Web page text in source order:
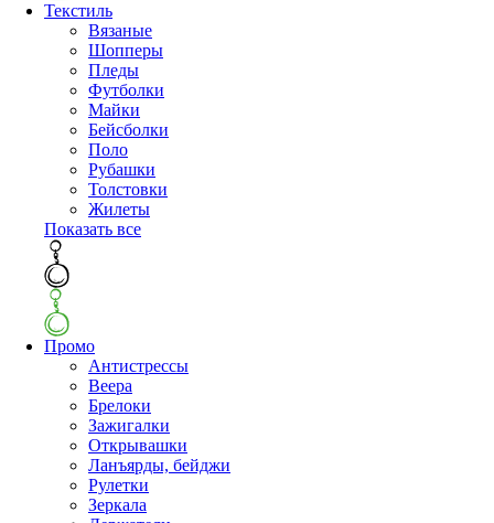
Текстиль
Вязаные
Шопперы
Пледы
Футболки
Майки
Бейсболки
Поло
Рубашки
Толстовки
Жилеты
Показать все
Промо
Антистрессы
Веера
Брелоки
Зажигалки
Открывашки
Ланъярды, бейджи
Рулетки
Зеркала